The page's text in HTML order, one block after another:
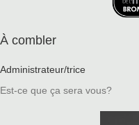
À combler
Administrateur/trice
Est-ce que ça sera vous?